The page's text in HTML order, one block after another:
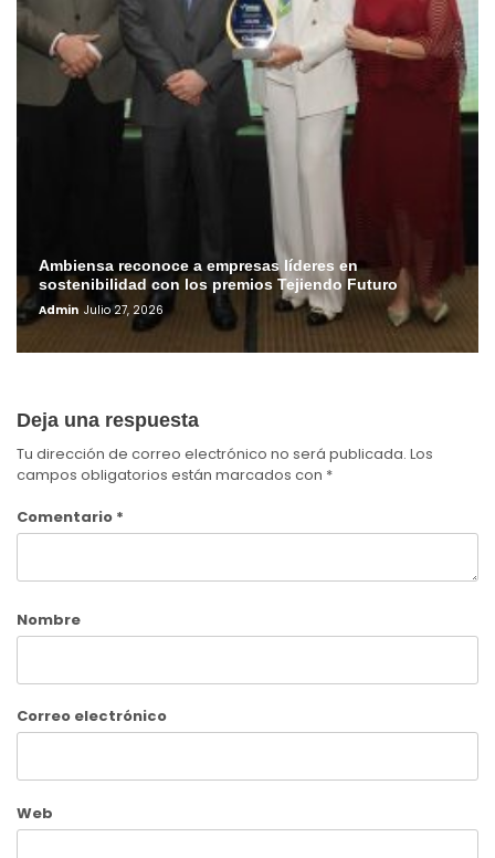
Ambiensa reconoce a empresas líderes en
sostenibilidad con los premios Tejiendo Futuro
Admin Julio 27, 2026
Deja una respuesta
Tu dirección de correo electrónico no será publicada. Los
campos obligatorios están marcados con *
Comentario *
Nombre
Correo electrónico
Web